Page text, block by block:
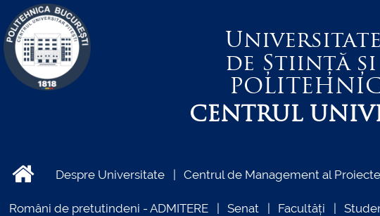
de Știință
CENTRUL
Despre Universitate Centrul de Management al
Români de pretutindeni - ADMITERE Senat Facultăți